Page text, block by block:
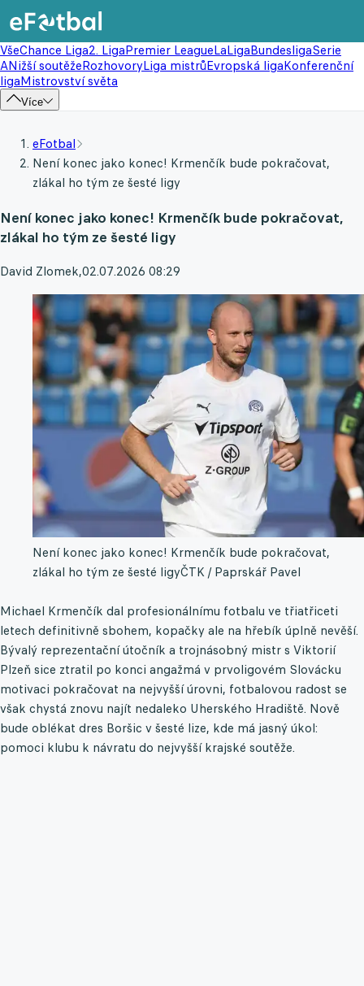
VšeChance Liga2. LigaPremier LeagueLaLigaBundesligaSerie
ANižší soutěžeRozhovoryLiga mistrůEvropská ligaKonferenční
ligaMistrovství světa
Více
eFotbal
Není konec jako konec! Krmenčík bude pokračovat,
zlákal ho tým ze šesté ligy
Není konec jako konec! Krmenčík bude pokračovat,
zlákal ho tým ze šesté ligy
David Zlomek,02.07.2026 08:29
Není konec jako konec! Krmenčík bude pokračovat,
zlákal ho tým ze šesté ligyČTK / Paprskář Pavel
Michael Krmenčík dal profesionálnímu fotbalu ve třiatřiceti
letech definitivně sbohem, kopačky ale na hřebík úplně nevěší.
Bývalý reprezentační útočník a trojnásobný mistr s Viktorií
Plzeň sice ztratil po konci angažmá v prvoligovém Slovácku
motivaci pokračovat na nejvyšší úrovni, fotbalovou radost se
však chystá znovu najít nedaleko Uherského Hradiště. Nově
bude oblékat dres Boršic v šesté lize, kde má jasný úkol:
pomoci klubu k návratu do nejvyšší krajské soutěže.